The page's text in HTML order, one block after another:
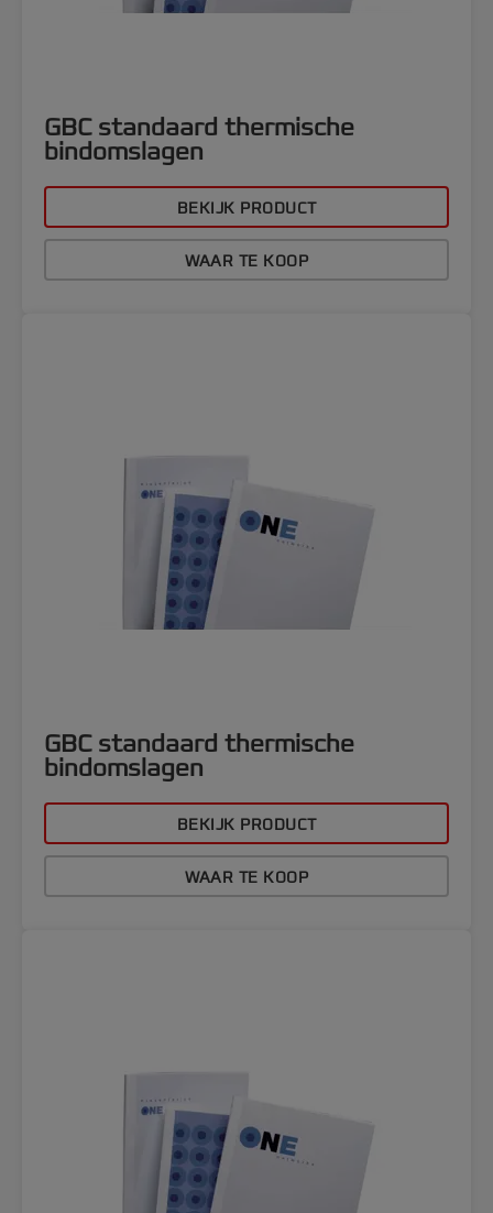
GBC standaard thermische
bindomslagen
BEKIJK PRODUCT
WAAR TE KOOP
GBC standaard thermische
bindomslagen
BEKIJK PRODUCT
WAAR TE KOOP